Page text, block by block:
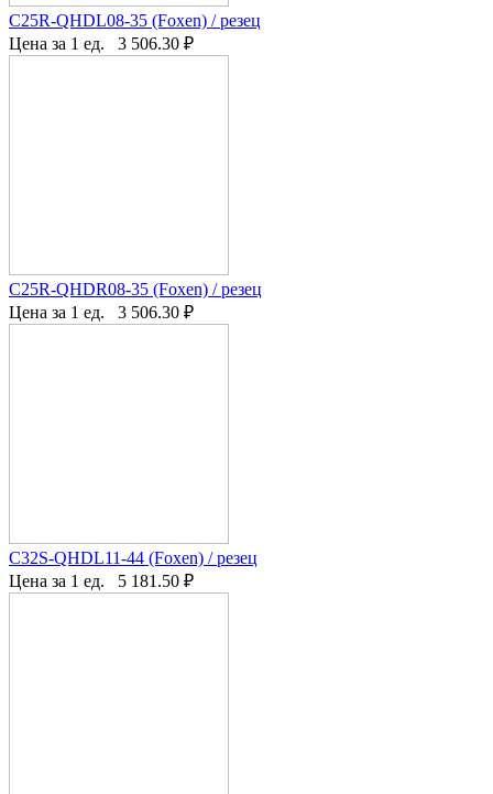
C25R-QHDL08-35 (Foxen) / резец
Цена за 1 ед.
3 506.30 ₽
C25R-QHDR08-35 (Foxen) / резец
Цена за 1 ед.
3 506.30 ₽
C32S-QHDL11-44 (Foxen) / резец
Цена за 1 ед.
5 181.50 ₽